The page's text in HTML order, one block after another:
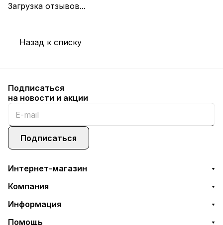
Загрузка отзывов...
Назад к списку
Подписаться
на новости и акции
Подписаться
Интернет-магазин
Компания
Информация
Помощь